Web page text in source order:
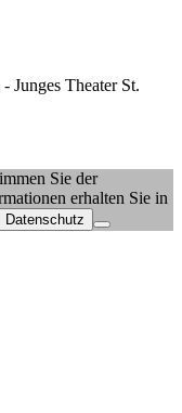
Theater St.
Sie der
erhalten Sie in
Datenschutz